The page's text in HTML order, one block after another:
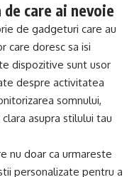
care ai nevoie
de gadgeturi care au
care doresc sa isi
dispozitive sunt usor
despre activitatea
somnului,
asupra stilului tau
nu doar ca urmareste
personalizate pentru a